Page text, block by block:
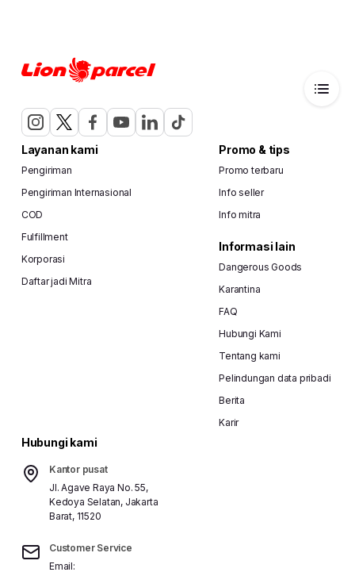
Layanan kami
Pengiriman
Pengiriman Internasional
COD
Fulfillment
Korporasi
Daftar jadi Mitra
Promo & tips
Promo terbaru
Info seller
Info mitra
Informasi lain
Dangerous Goods
Karantina
FAQ
Hubungi Kami
Tentang kami
Pelindungan data pribadi
Berita
Karir
Hubungi kami
Kantor pusat
Jl. Agave Raya No. 55,
Kedoya Selatan, Jakarta
Barat, 11520
Customer Service
Email: